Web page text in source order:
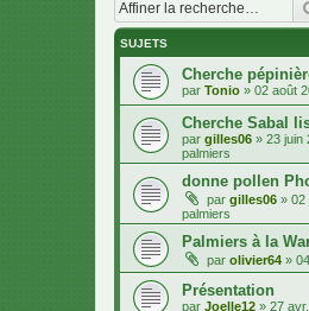
SUJETS
Cherche
par Tonio » 02 août
Cherche Sabal
par gilles06 » 23 juin
palmiers
donne pollen
par gilles06 » 02
palmiers
Palmiers à la
par olivier64 »
Présentation
par Joelle12 » 27